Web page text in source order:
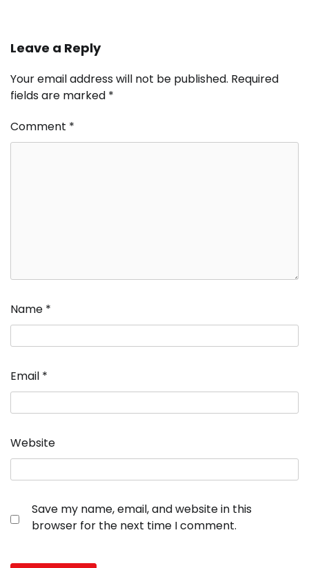
Leave a Reply
Your email address will not be published. Required
fields are marked *
Comment *
Name *
Email *
Website
Save my name, email, and website in this
browser for the next time I comment.